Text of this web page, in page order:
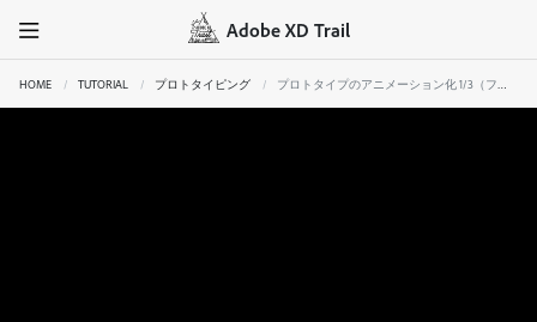
Adobe XD Trail
HOME TUTORIAL プロトタイピング プロトタイプのアニメーション化 1/3（フェードイン/アウト）